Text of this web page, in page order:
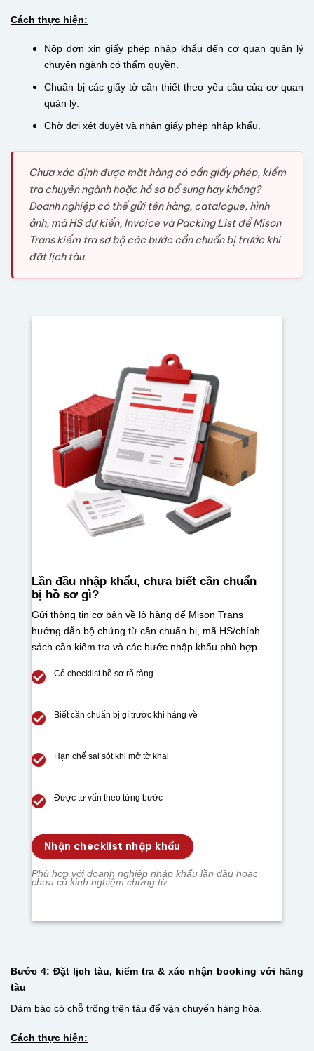
Cách thực hiện:
Nộp đơn xin giấy phép nhập khẩu đến cơ quan quản lý
chuyên ngành có thẩm quyền.
Chuẩn bị các giấy tờ cần thiết theo yêu cầu của cơ quan
quản lý.
Chờ đợi xét duyệt và nhận giấy phép nhập khẩu.
Chưa xác định được mặt hàng có cần giấy phép, kiểm
tra chuyên ngành hoặc hồ sơ bổ sung hay không?
Doanh nghiệp có thể gửi tên hàng, catalogue, hình
ảnh, mã HS dự kiến, Invoice và Packing List để Mison
Trans kiểm tra sơ bộ các bước cần chuẩn bị trước khi
đặt lịch tàu.
Lần đầu nhập khẩu, chưa biết cần chuẩn
bị hồ sơ gì?
Gửi thông tin cơ bản về lô hàng để Mison Trans
hướng dẫn bộ chứng từ cần chuẩn bị, mã HS/chính
sách cần kiểm tra và các bước nhập khẩu phù hợp.
Có checklist hồ sơ rõ ràng
Biết cần chuẩn bị gì trước khi hàng về
Hạn chế sai sót khi mở tờ khai
Được tư vấn theo từng bước
Nhận checklist nhập khẩu
Phù hợp với doanh nghiệp nhập khẩu lần đầu hoặc
chưa có kinh nghiệm chứng từ.
Bước 4: Đặt lịch tàu, kiểm tra & xác nhận booking với hãng
tàu
Đảm bảo có chỗ trống trên tàu để vận chuyển hàng hóa.
Cách thực hiện: